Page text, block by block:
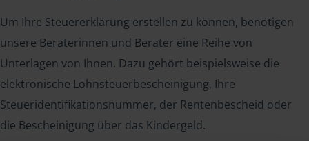
Um Ihre Steuererklärung erstellen zu können, benötigen
unsere Beraterinnen und Berater eine Reihe von
Unterlagen von Ihnen. Dazu gehört beispielsweise die
elektronische Lohnsteuerbescheinigung, Ihre
Steueridentifikationsnummer, der Rentenbescheid oder
die Bescheinigung über das Kindergeld.